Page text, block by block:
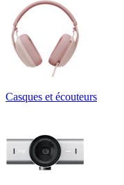
Casques et écouteurs